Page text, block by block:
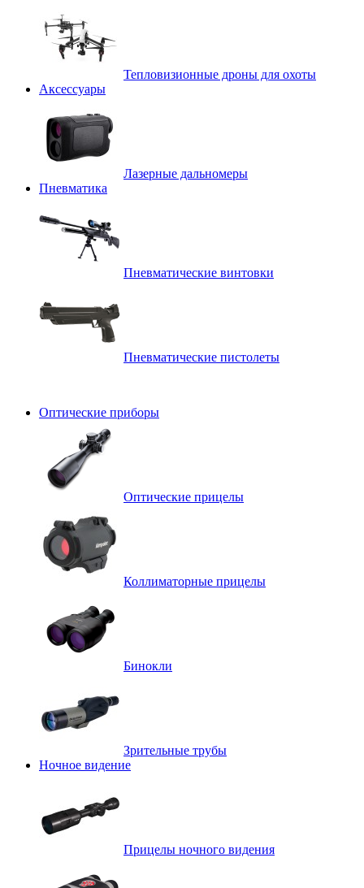
Тепловизионные дроны для охоты
Аксессуары
Лазерные дальномеры
Пневматика
Пневматические винтовки
Пневматические пистолеты
Оптические приборы
Оптические прицелы
Коллиматорные прицелы
Бинокли
Зрительные трубы
Ночное видение
Прицелы ночного видения